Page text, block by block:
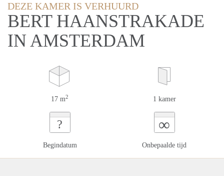
DEZE KAMER IS VERHUURD
BERT HAANSTRAKADE
IN AMSTERDAM
17 m2 1 kamer
?
Begindatum
∞
Onbepaalde tijd